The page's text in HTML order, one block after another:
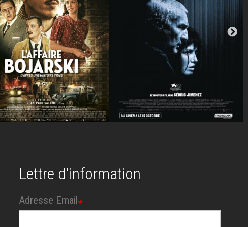
Lettre d'information
Adresse Email